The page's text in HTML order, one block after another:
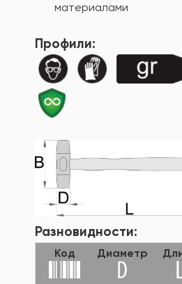
материалами
Профили:
Разновидности:
Код Диаметр